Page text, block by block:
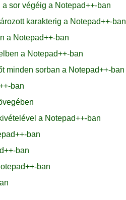
sor végéig a Notepad++-ban
karakterig a Notepad++-ban
a Notepad++-ban
a Notepad++-ban
minden sorban a Notepad++-ban
ban
a Notepad++-ban
ban
ban
ban